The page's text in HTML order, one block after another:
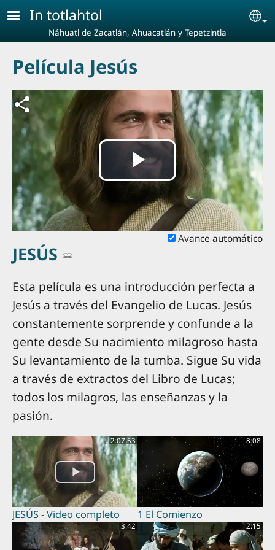
Pasar al contenido principal
In totlahtol
Náhuatl de Zacatlán, Ahuacatlán y Tepetzintla
Película Jesús
Reproducir
Vídeo
Avance automático
JESÚS
Esta película es una introducción perfecta a
Jesús a través del Evangelio de Lucas. Jesús
constantemente sorprende y confunde a la
gente desde Su nacimiento milagroso hasta
Su levantamiento de la tumba. Sigue Su vida
a través de extractos del Libro de Lucas;
todos los milagros, las enseñanzas y la
pasión.
2:07:53
JESÚS - Video completo
8:08
1 El Comienzo
3:42 2:15